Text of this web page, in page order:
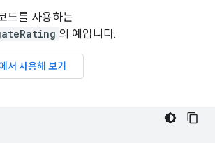
드를 사용하는
의 예입니다.